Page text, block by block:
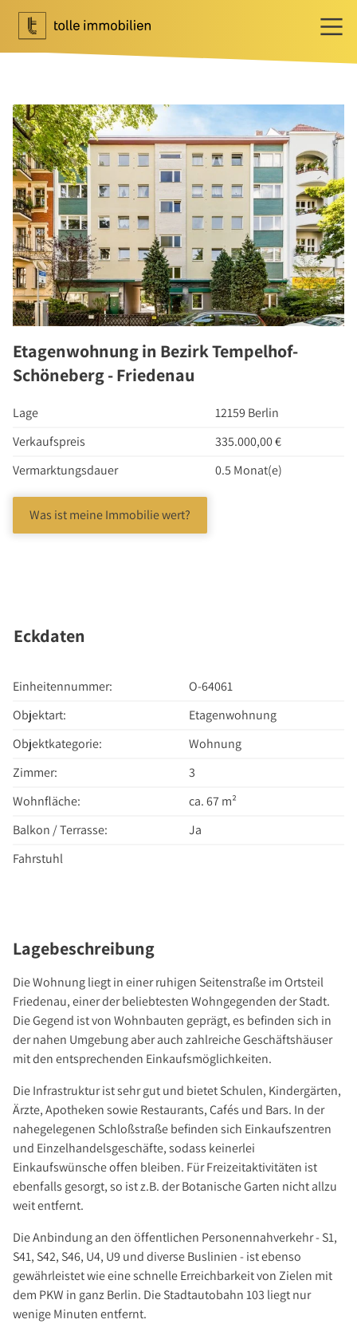
Ihr Makler für Wohnen
Immobilie bewerten
Immobilie verkaufen
Referenzen
Tippgeber
Newsletter Wohnen
Investment
Ihr Makler für Investment
Marktbericht 2025/2026
Investment Suchauftrag
Newsletter Investment
Immobilie kaufen
Immobilienangebote
Immobilienmarkt
Services
News
Ratgeber
Über Uns
Unternehmen
Team
Kundenbewertungen
Stellenangebote
Etagenwohnung in Bezirk Tempelhof-
Schöneberg - Friedenau
Lage
12159 Berlin
Verkaufspreis
335.000,00 €
Vermarktungsdauer
0.5 Monat(e)
Was ist meine Immobilie wert?
Eckdaten
Einheitennummer:
O-64061
Objektart:
Etagenwohnung
Objektkategorie:
Wohnung
Zimmer:
3
Wohnfläche:
ca. 67 m²
Balkon / Terrasse:
Ja
Fahrstuhl
Lagebeschreibung
Die Wohnung liegt in einer ruhigen Seitenstraße im Ortsteil
Friedenau, einer der beliebtesten Wohngegenden der Stadt.
Die Gegend ist von Wohnbauten geprägt, es befinden sich in
der nahen Umgebung aber auch zahlreiche Geschäftshäuser
mit den entsprechenden Einkaufsmöglichkeiten.
Die Infrastruktur ist sehr gut und bietet Schulen, Kindergärten,
Ärzte, Apotheken sowie Restaurants, Cafés und Bars. In der
nahegelegenen Schloßstraße befinden sich Einkaufszentren
und Einzelhandelsgeschäfte, sodass keinerlei
Einkaufswünsche offen bleiben. Für Freizeitaktivitäten ist
ebenfalls gesorgt, so ist z.B. der Botanische Garten nicht allzu
weit entfernt.
Die Anbindung an den öffentlichen Personennahverkehr - S1,
S41, S42, S46, U4, U9 und diverse Buslinien - ist ebenso
gewährleistet wie eine schnelle Erreichbarkeit von Zielen mit
dem PKW in ganz Berlin. Die Stadtautobahn 103 liegt nur
wenige Minuten entfernt.